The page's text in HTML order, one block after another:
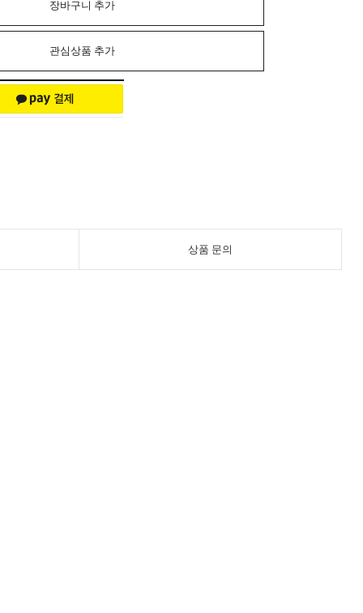
장바구니 추가
관심상품 추가
상품 문의